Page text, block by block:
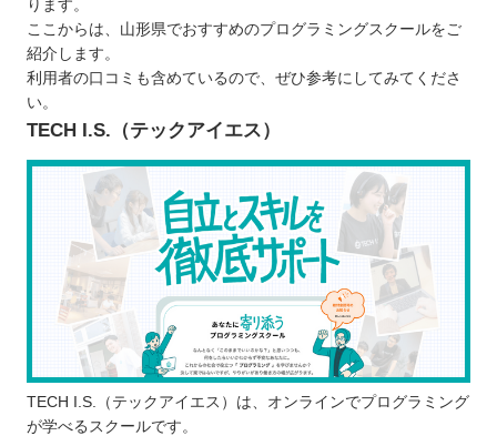
ります。
ここからは、山形県でおすすめのプログラミングスクールをご
紹介します。
利用者の口コミも含めているので、ぜひ参考にしてみてくださ
い。
TECH I.S.（テックアイエス）
TECH I.S.（テックアイエス）は、オンラインでプログラミング
が学べるスクールです。